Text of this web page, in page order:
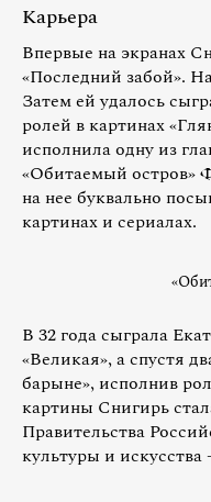
Карьера
Впервые на экранах
«Последний забой».
Затем ей удалось
ролей в картинах
исполнила одну из
«Обитаемый остров»
на нее буквально
картинах и сериалах.
В 32 года сыграла
«Великая», а спустя
барыне», исполнив
картины Снигирь
Правительства
культуры и